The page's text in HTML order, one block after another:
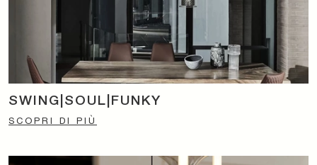
SWING|SOUL|FUNKY
SCOPRI DI PIÙ